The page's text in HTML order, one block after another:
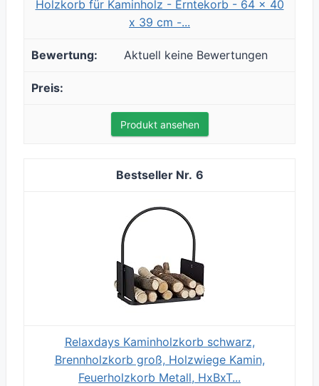
Holzkorb für Kaminholz - Erntekorb - 64 x 40
x 39 cm -...
Aktuell keine Bewertungen
Produkt ansehen
6
Relaxdays Kaminholzkorb schwarz,
Brennholzkorb groß, Holzwiege Kamin,
Feuerholzkorb Metall, HxBxT...